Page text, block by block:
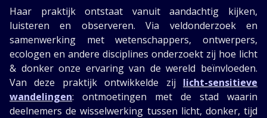
Haar praktijk ontstaat vanuit aandachtig kijken,
luisteren en observeren. Via veldonderzoek en
samenwerking met wetenschappers, ontwerpers,
ecologen en andere disciplines onderzoekt zij hoe licht
& donker onze ervaring van de wereld beïnvloeden.
Van deze praktijk ontwikkelde zij licht-sensitieve
wandelingen: ontmoetingen met de stad waarin
deelnemers de wisselwerking tussen licht, donker, tijd